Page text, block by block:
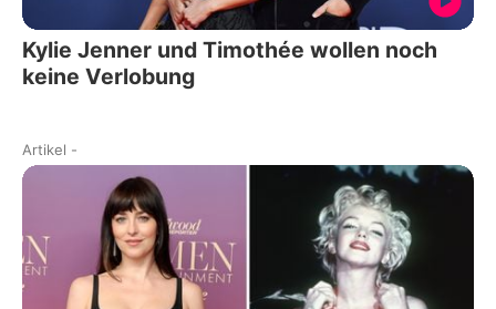
Kylie Jenner und Timothée wollen noch
keine Verlobung
Artikel -